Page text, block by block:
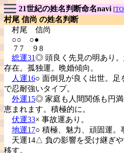
21世紀の姓名判断命名navi [
村尾 信尚 の姓名判断
村尾 信尚
○○ ○●
7 7 9 8
総運31◎ 頭良く先見の明あり
存在。孤独運。晩婚傾向。
人運16○ 面倒見が良く出世。足
で忍耐強いタイプ。
外運15◎ 家庭も人間関係も円
恵まれます。積極的に。
伏運33× 事故運あり。
地運17○ 積極、魅力、頑固運。
天運14△ 負の影響を受け継ぎや
移す。